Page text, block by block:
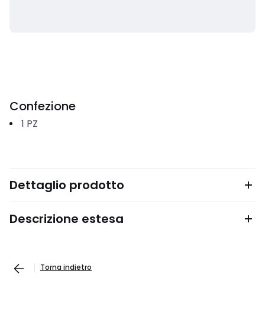
Confezione
1 PZ
Dettaglio prodotto
Descrizione estesa
Torna indietro